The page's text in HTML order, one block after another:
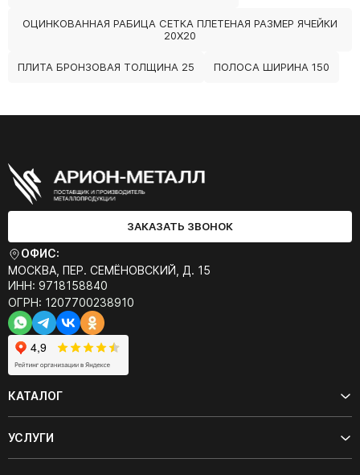
ОЦИНКОВАННАЯ РАБИЦА СЕТКА ПЛЕТЕНАЯ РАЗМЕР ЯЧЕЙКИ
20Х20
ПЛИТА БРОНЗОВАЯ ТОЛЩИНА 25 ПОЛОСА ШИРИНА 150
ЗАКАЗАТЬ ЗВОНОК
ОФИС:
МОСКВА, ПЕР. СЕМЁНОВСКИЙ, Д. 15
ИНН: 9718158840
ОГРН: 1207700238910
КАТАЛОГ
УСЛУГИ